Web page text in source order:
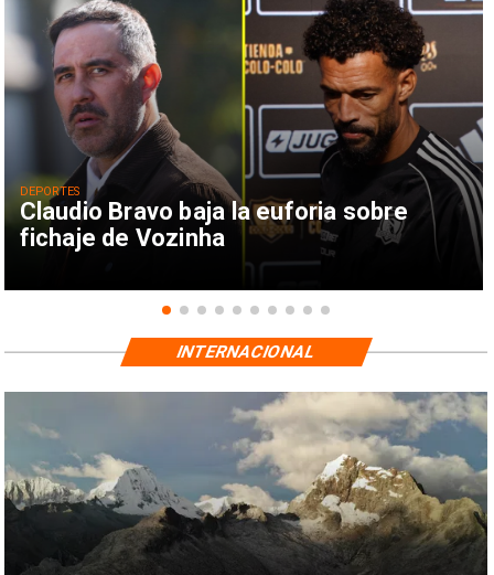
Claudio Bravo baja la euforia sobre
fichaje de Vozinha
DEPORTES
INTERNACIONAL